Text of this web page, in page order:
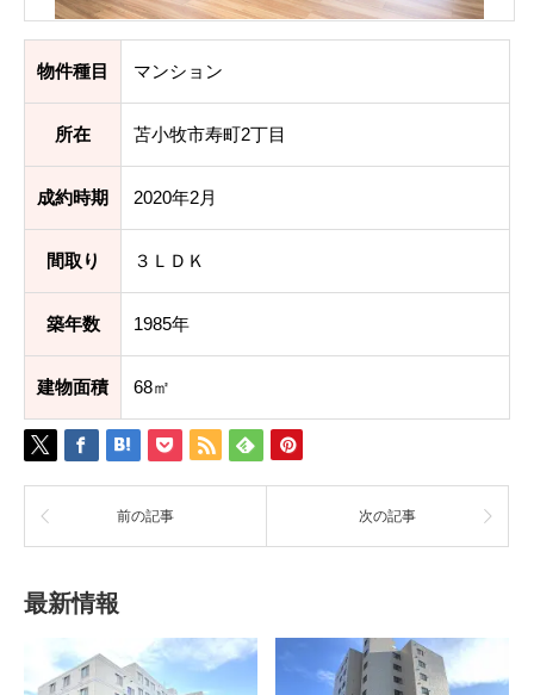
物件種目 マンション
所在 苫小牧市寿町2丁目
成約時期 2020年2月
間取り ３ＬＤＫ
築年数 1985年
建物面積 68㎡
前の記事 次の記事
最新情報